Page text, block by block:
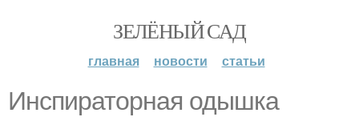
ЗЕЛЁНЫЙ САД
главная новости статьи
Инспираторная одышка